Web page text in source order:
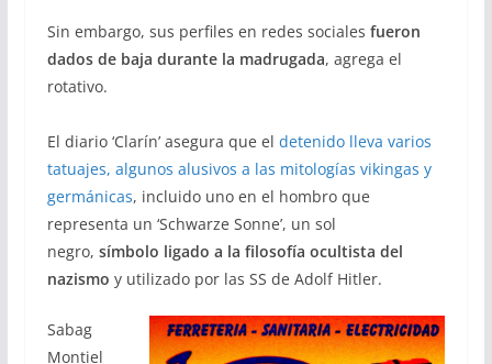
Sin embargo, sus perfiles en redes sociales fueron
dados de baja durante la madrugada, agrega el
rotativo.
El diario ‘Clarín’ asegura que el detenido lleva varios
tatuajes, algunos alusivos a las mitologías vikingas y
germánicas, incluido uno en el hombro que
representa un ‘Schwarze Sonne’, un sol
negro, símbolo ligado a la filosofía ocultista del
nazismo y utilizado por las SS de Adolf Hitler.
Sabag
Montiel